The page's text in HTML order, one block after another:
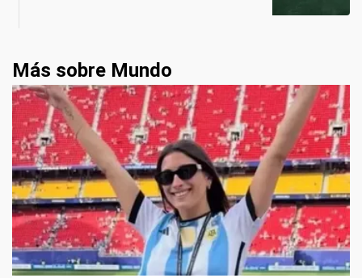
Más sobre Mundo